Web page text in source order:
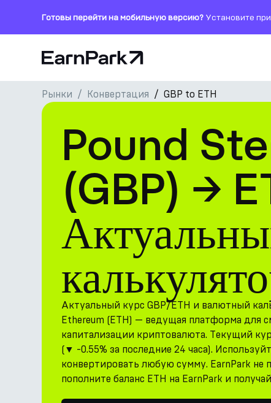
Готовы перейти на мобильную версию? Установите
Главная страница
Продукты
Рынки
Калькуляторы
Токен PARK
Ресурсы
Компания
Рынки Конвертация GBP to ETH
Pound
(GBP) →
Актуальный курс GBP/ETH и валютный
Ethereum (ETH) — ведущая платформа для
капитализации криптовалюта. Текущий
(▼ -0.55% за последние 24 часа).
конвертировать любую сумму. EarnPark
пополните баланс ETH на EarnPark и